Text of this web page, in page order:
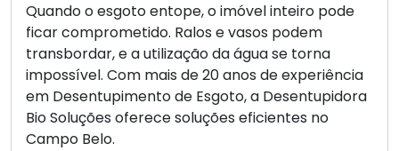
Quando o esgoto entope, o imóvel inteiro pode
ficar comprometido. Ralos e vasos podem
transbordar, e a utilização da água se torna
impossível. Com mais de 20 anos de experiência
em Desentupimento de Esgoto, a Desentupidora
Bio Soluções oferece soluções eficientes no
Campo Belo.